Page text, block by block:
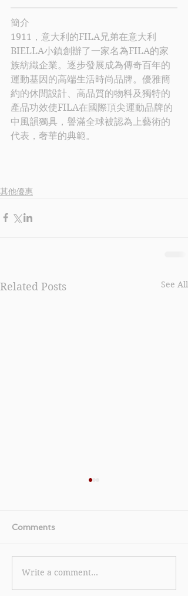
簡介
1911，意大利的FILA 兄弟在意大利
BIELLA小鎮創辦了一家名為FILA的家
族紡織企業。逐步發展成為傳奇百年的
運動基因的高端生活時尚品牌。優雅簡
約的休閒設計、高品質的物料及獨特的
產品功效使FILA在國際頂尖運動品牌的
中風韻獨具，譽滿全球被認為上藝術的
代表，奢華的典範。
其他優惠
Related Posts See All
《Samsung 三星 優惠》-
購買精選電視即享低至63
Comments
Write a comment...